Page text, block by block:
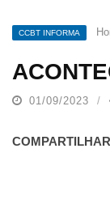
CCBT INFORMA
01/09/2023